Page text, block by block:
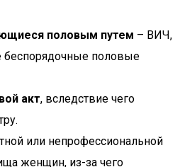
половым путем – ВИЧ,
беспорядочные половые
акт, вследствие чего
или непрофессиональной
женщин, из-за чего